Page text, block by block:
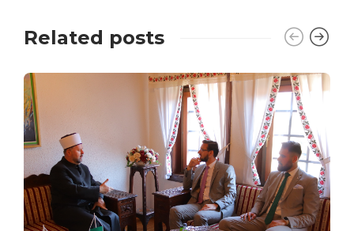
Related posts